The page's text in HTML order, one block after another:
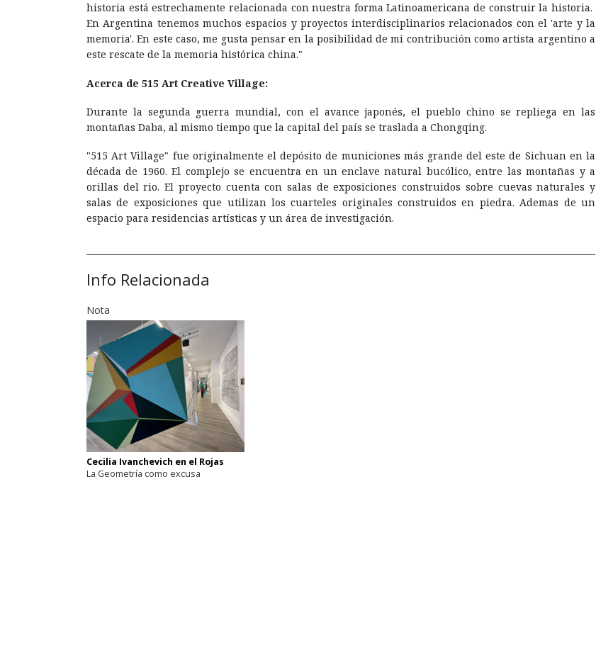
historia está estrechamente relacionada con nuestra forma Latinoamericana de construir la historia.
En Argentina tenemos muchos espacios y proyectos interdisciplinarios relacionados con el 'arte y la
memoria'. En este caso, me gusta pensar en la posibilidad de mi contribución como artista argentino a
este rescate de la memoria histórica china."
Acerca de 515 Art Creative Village:
Durante la segunda guerra mundial, con el avance japonés, el pueblo chino se repliega en las
montañas Daba, al mismo tiempo que la capital del país se traslada a Chongqing.
"515 Art Village" fue originalmente el depósito de municiones más grande del este de Sichuan en la
década de 1960. El complejo se encuentra en un enclave natural bucólico, entre las montañas y a
orillas del rio. El proyecto cuenta con salas de exposiciones construidos sobre cuevas naturales y
salas de exposiciones que utilizan los cuarteles originales construidos en piedra. Ademas de un
espacio para residencias artísticas y un área de investigación.
Info Relacionada
Nota
Cecilia Ivanchevich en el Rojas
La Geometría como excusa